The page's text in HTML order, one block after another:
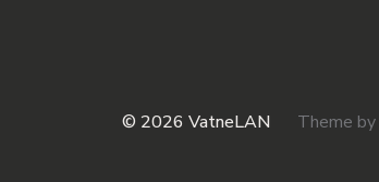
© 2026 VatneLAN Theme by